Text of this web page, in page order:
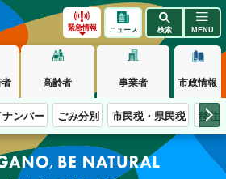
緊急情報 ニュース 検索 MENU
高齢者 事業者 市政情報
ナンバー ごみ分別 市民税・県民税 移住
たしらしく生きる。長野市